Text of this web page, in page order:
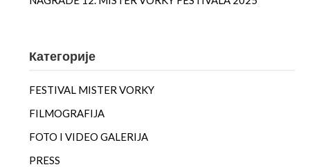
Категорије
FESTIVAL MISTER VORKY
FILMOGRAFIJA
FOTO I VIDEO GALERIJA
PRESS